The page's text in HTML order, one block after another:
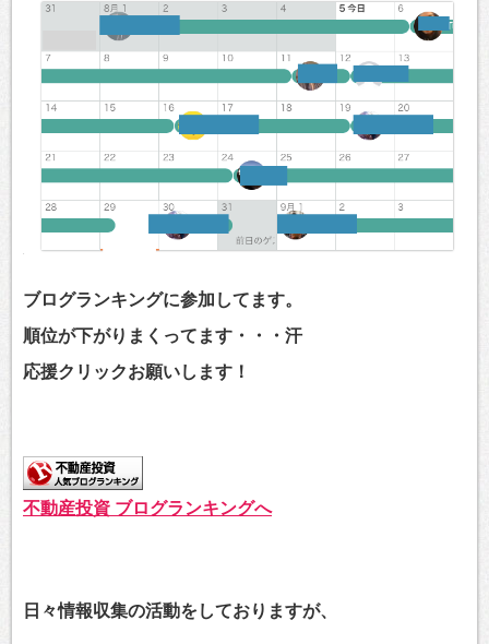
ブログランキングに参加してます。
順位が下がりまくってます・・・汗
応援クリックお願いします！
不動産投資 ブログランキングへ
日々情報収集の活動をしておりますが、